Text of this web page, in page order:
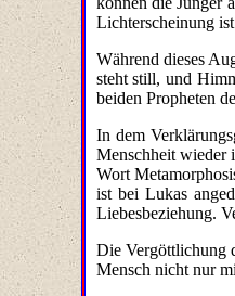
Lichterscheinung
Während dieses
steht still, und
beiden Propheten
In dem
Menschheit wieder
Wort
ist bei Lukas
Liebesbeziehung.
Die Vergöttlichung
Mensch nicht nur